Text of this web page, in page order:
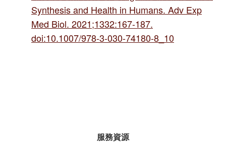
Synthesis and Health in Humans. Adv Exp
Med Biol. 2021;1332:167-187.
doi:10.1007/978-3-030-74180-8_10
服務資源